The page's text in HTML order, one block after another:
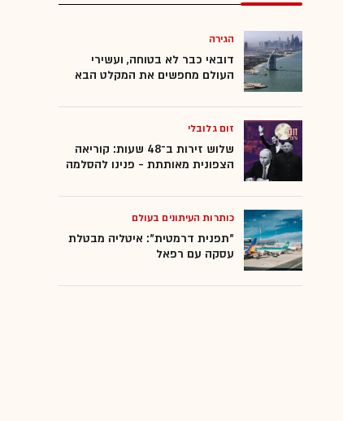
הגירה
דובאי כבר לא בטוחה, ועשירי
העולם מחפשים את המקלט הבא
זום גלובלי
שלוש זירות ב־48 שעות: קוריאה
הצפונית מאותתת - פנינו להסלמה
כותרות העיתונים בעולם
"תפנית דרמטית": איטליה מבטלת
עסקה עם רפאל